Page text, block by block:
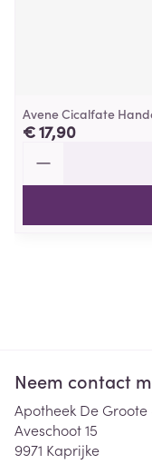
Avene Cicalfate
€ 17,90
Neem contact
Apotheek De Groote
Aveschoot 15
9971 Kaprijke